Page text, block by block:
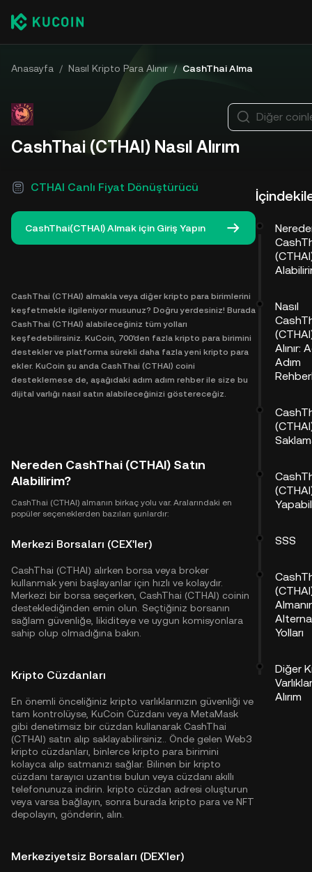
Anasayfa / Nasıl Kripto Para Alınır / CashThai Alma
CashThai (CTHAI) Nasıl Alırım
CTHAI Canlı Fiyat Dönüştürücü
CashThai(CTHAI) Almak için Giriş Yapın
CashThai (CTHAI) almakla veya diğer kripto para birimlerini
keşfetmekle ilgileniyor musunuz? Doğru yerdesiniz! Burada
CashThai (CTHAI) alabileceğiniz tüm yolları
keşfedebilirsiniz. KuCoin, 700'den fazla kripto para birimini
destekler ve platforma sürekli daha fazla yeni kripto para
ekler. KuCoin şu anda CashThai (CTHAI) coini
desteklemese de, aşağıdaki adım adım rehber ile size bu
dijital varlığı nasıl satın alabileceğinizi göstereceğiz.
Nereden CashThai (CTHAI) Satın
Alabilirim?
CashThai (CTHAI) almanın birkaç yolu var. Aralarındaki en
popüler seçeneklerden bazıları şunlardır:
Merkezi Borsaları (CEX'ler)
CashThai (CTHAI) alırken borsa veya broker
kullanmak yeni başlayanlar için hızlı ve kolaydır.
Merkezi bir borsa seçerken, CashThai (CTHAI) coinin
desteklediğinden emin olun. Seçtiğiniz borsanın
sağlam güvenliğe, likiditeye ve uygun komisyonlara
sahip olup olmadığına bakın.
Kripto Cüzdanları
En önemli önceliğiniz kripto varlıklarınızın güvenliği ve
tam kontrolüyse, KuCoin Cüzdanı veya MetaMask
gibi denetimsiz bir cüzdan kullanarak CashThai
(CTHAI) satın alıp saklayabilirsiniz.. Önde gelen Web3
kripto cüzdanları, binlerce kripto para birimini
kolayca alıp satmanızı sağlar. Bilinen bir kripto
cüzdanı tarayıcı uzantısı bulun veya cüzdanı akıllı
telefonunuza indirin. kripto cüzdan adresi oluşturun
veya varsa bağlayın, sonra burada kripto para ve NFT
depolayın, gönderin, alın.
Merkeziyetsiz Borsaları (DEX'ler)
Diğer
Nasıl
Alınır:
Adım
SSS
Yolları
Diğer
Alırım